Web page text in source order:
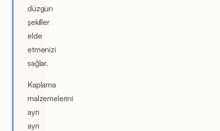
düzgün
şekiller
elde
etmenizi
sağlar.
Kaplama
malzemelerini
ayrı
ayrı